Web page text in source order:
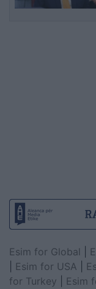
Esim for Global
Esim for USA
for Turkey
Esim